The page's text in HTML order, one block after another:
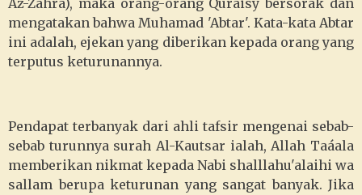
Az-Zahra), maka orang-orang Quraisy bersorak dan
mengatakan bahwa Muhamad 'Abtar'. Kata-kata Abtar
ini adalah, ejekan yang diberikan kepada orang yang
terputus keturunannya.
Pendapat terbanyak dari ahli tafsir mengenai sebab-
sebab turunnya surah Al-Kautsar ialah, Allah Taáala
memberikan nikmat kepada Nabi shalllahu'alaihi wa
sallam berupa keturunan yang sangat banyak. Jika